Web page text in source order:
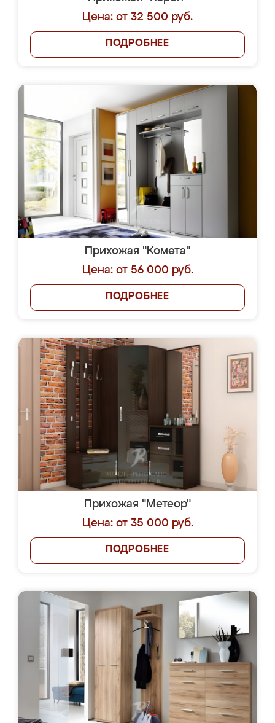
Цена: от 32 500 руб.
ПОДРОБНЕЕ
Прихожая "Комета"
Цена: от 56 000 руб.
ПОДРОБНЕЕ
Прихожая "Метеор"
Цена: от 35 000 руб.
ПОДРОБНЕЕ